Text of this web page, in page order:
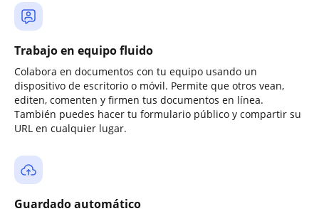
Trabajo en equipo fluido
Colabora en documentos con tu equipo usando un
dispositivo de escritorio o móvil. Permite que otros vean,
editen, comenten y firmen tus documentos en línea.
También puedes hacer tu formulario público y compartir su
URL en cualquier lugar.
Guardado automático